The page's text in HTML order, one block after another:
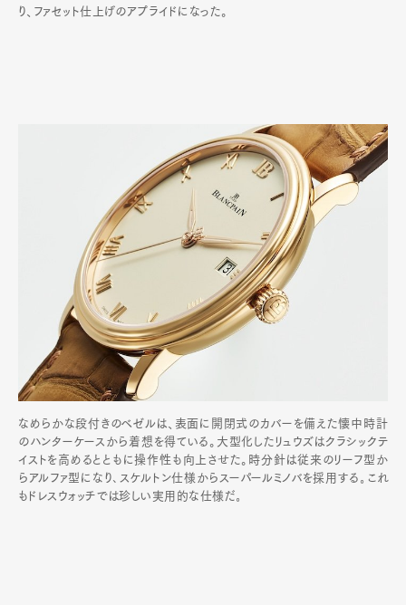
り、ファセット仕上げのアプライドになった。
なめらかな段付きのベゼルは、表面に開閉式のカバーを備えた懐中時計
のハンターケースから着想を得ている。大型化したリュウズはクラシックテ
イストを高めるとともに操作性も向上させた。時分針は従来のリーフ型か
らアルファ型になり､スケルトン仕様からスーパールミノバを採用する｡これ
もドレスウォッチでは珍しい実用的な仕様だ｡